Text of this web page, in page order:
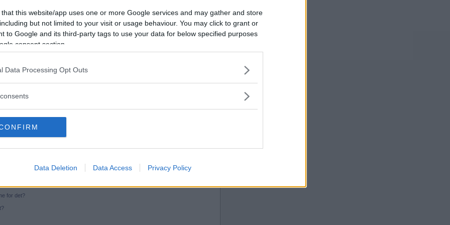
that this website/app uses one or more Google services and may gather and store
but not limited to your visit or usage behaviour. You may click to grant or
to Google and its third-party tags to use your data for below specified purposes
consent section.
Data Processing Opt Outs
Data Deletion Data Access Privacy Policy
negativ tid?
er blevet frakoblet. Hvad sker der?
Hvorfor?
jeg gøre?
et spil?
til noget helt forkert! Hvad kan være sket?
tager jeg imod en invitation?
spil?
Aftalt spil?
for det?
Vil du være
medlem?